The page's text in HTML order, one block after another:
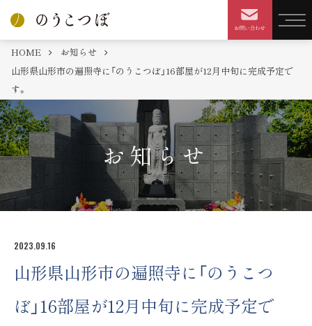
HOME
お知らせ
山形県山形市の遍照寺に「のうこつぼ」16部屋が12月中旬に完成予定で
す。
お知らせ
2023.09.16
山形県山形市の遍照寺に「のうこつ
ぼ」16部屋が12月中旬に完成予定で